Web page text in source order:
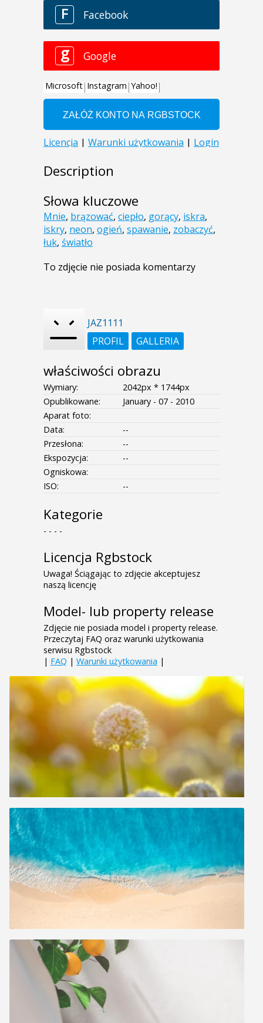
Description
Słowa kluczowe
Mnie, brązować, ciepło, gorący, iskra,
iskry, neon, ogień, spawanie, zobaczyć,
łuk, światło
To zdjęcie nie posiada komentarzy
JAZ1111
PROFIL
GALLERIA
właściwości obrazu
Wymiary:
2042px * 1744px
Opublikowane:
January - 07 - 2010
Aparat foto:
Data:
--
Przesłona:
--
Ekspozycja:
--
Ogniskowa:
ISO:
--
Kategorie
- - - -
Licencja Rgbstock
Uwaga! Ściągając to zdjęcie akceptujesz
naszą licencję
Model- lub property release
Zdjęcie nie posiada model i property release.
Przeczytaj FAQ oraz warunki użytkowania
serwisu Rgbstock
| FAQ | Warunki użytkowania |